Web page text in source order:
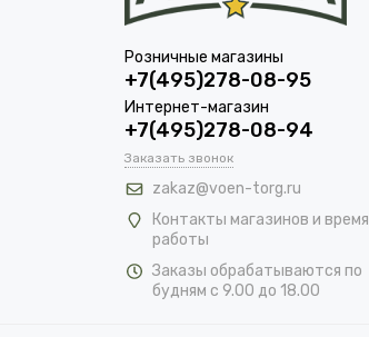
Розничные магазины
+7(495)278-08-95
Интернет-магазин
+7(495)278-08-94
Заказать звонок
zakaz@voen-torg.ru
Контакты магазинов и время
работы
Заказы обрабатываются по
будням с 9.00 до 18.00